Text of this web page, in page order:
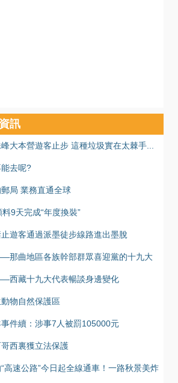
訊
大本營遊客止步 這種垃圾實在太棘手...
去呢?
局 業務直通全球
9天完成“年度換裝”
遊客通過派墨徒步線路進出墨脫
那曲地區各族幹部群眾喜迎黨的十九大
西藏十九大代表暢談身邊變化
物自然保護區
件續：涉事7人被罰105000元
西裏獲立法保護
高速公路”今日起全線通車！一路秋景美炸